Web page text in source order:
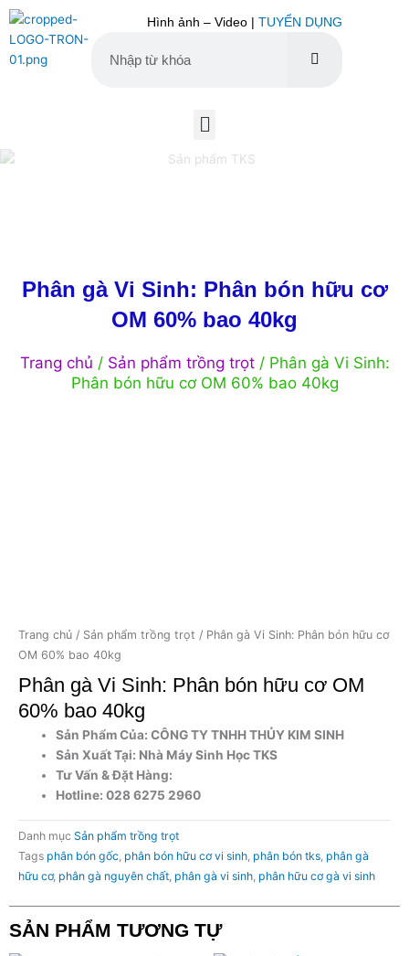
Nhảy
dung
Hình ảnh – Video |TUYỂN DỤNG
Menu
Phân gà Vi Sinh: Phân bón hữu cơ
OM 60% bao 40kg
Trang chủ / Sản phẩm trồng trọt/ Phân gà Vi Sinh:
Phân bón hữu cơ OM 60% bao 40kg
Trang chủ / Sản phẩm trồng trọt / Phân gà Vi Sinh: Phân bón hữu cơ
OM 60% bao 40kg
Phân gà Vi Sinh: Phân bón hữu cơ OM
60% bao 40kg
Sản Phẩm Của:CÔNG TY TNHH THỦY KIM SINH
Sản Xuất Tại: Nhà Máy Sinh Học TKS
Tư Vấn & Đặt Hàng:
Hotline: 028 6275 2960
Danh mục Sản phẩm trồng trọt
Tags phân bón gốc phân bón hữu cơ vi sinh phân bón tks phân gà
hữu cơ, phân gà nguyên chất phân gà vi sinh phân hữu cơ gà vi sinh
SẢN PHẨM TƯƠNG TỰ